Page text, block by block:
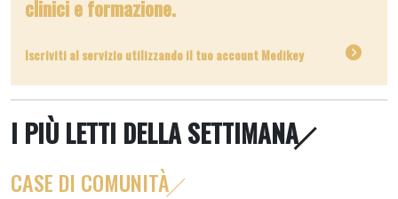
clinici e formazione.
Iscriviti al servizio utilizzando il tuo account Medikey
I PIÙ LETTI DELLA SETTIMANA
CASE DI COMUNITÀ